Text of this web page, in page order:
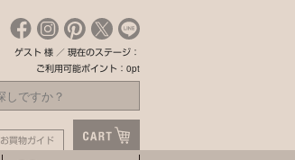
ゲスト 様 ／ 現在のステージ：
ご利用可能ポイント：0pt
お買物ガイド